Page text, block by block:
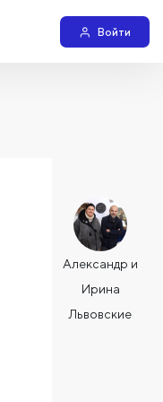
Войти
Александр и
Ирина
Львовские